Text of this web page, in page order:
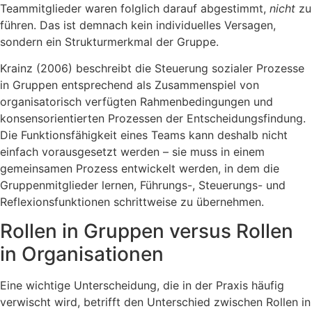
Teammitglieder waren folglich darauf abgestimmt, nicht zu
führen. Das ist demnach kein individuelles Versagen,
sondern ein Strukturmerkmal der Gruppe.
Krainz (2006) beschreibt die Steuerung sozialer Prozesse
in Gruppen entsprechend als Zusammenspiel von
organisatorisch verfügten Rahmenbedingungen und
konsensorientierten Prozessen der Entscheidungsfindung.
Die Funktionsfähigkeit eines Teams kann deshalb nicht
einfach vorausgesetzt werden – sie muss in einem
gemeinsamen Prozess entwickelt werden, in dem die
Gruppenmitglieder lernen, Führungs-, Steuerungs- und
Reflexionsfunktionen schrittweise zu übernehmen.
Rollen in Gruppen versus Rollen
in Organisationen
Eine wichtige Unterscheidung, die in der Praxis häufig
verwischt wird, betrifft den Unterschied zwischen Rollen in